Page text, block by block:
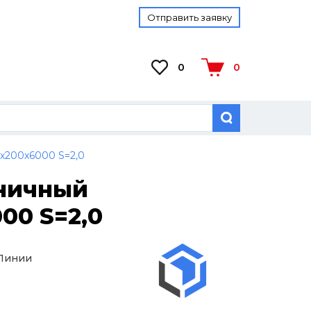
Отправить заявку
0 0
S=2,0
S=2,0